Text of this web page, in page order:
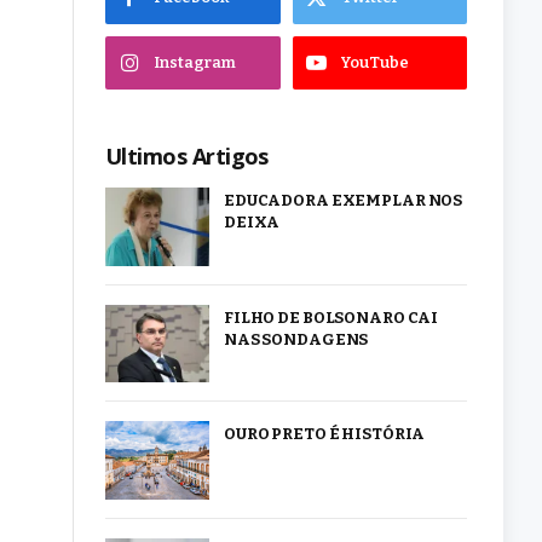
Instagram YouTube
Ultimos Artigos
EDUCADORA EXEMPLAR NOS
DEIXA
FILHO DE BOLSONARO CAI
NAS SONDAGENS
OURO PRETO É HISTÓRIA